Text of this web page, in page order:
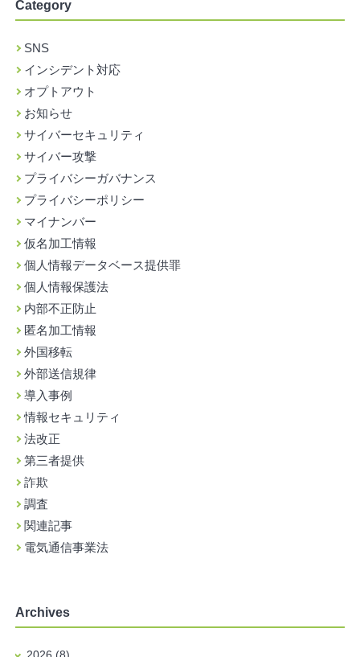
Category
SNS
インシデント対応
オプトアウト
お知らせ
サイバーセキュリティ
サイバー攻撃
プライバシーガバナンス
プライバシーポリシー
マイナンバー
仮名加工情報
個人情報データベース提供罪
個人情報保護法
内部不正防止
匿名加工情報
外国移転
外部送信規律
導入事例
情報セキュリティ
法改正
第三者提供
詐欺
調査
関連記事
電気通信事業法
Archives